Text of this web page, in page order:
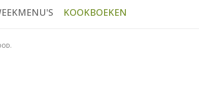
KOOKBOEKEN